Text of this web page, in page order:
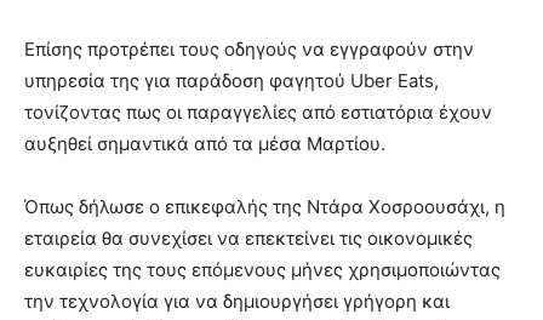
Επίσης προτρέπει τους οδηγούς να εγγραφούν στην
υπηρεσία της για παράδοση φαγητού Uber Eats,
τονίζοντας πως οι παραγγελίες από εστιατόρια έχουν
αυξηθεί σημαντικά από τα μέσα Μαρτίου.
Όπως δήλωσε ο επικεφαλής της Ντάρα Χοσροουσάχι, η
εταιρεία θα συνεχίσει να επεκτείνει τις οικονομικές
ευκαιρίες της τους επόμενους μήνες χρησιμοποιώντας
την τεχνολογία για να δημιουργήσει γρήγορη και